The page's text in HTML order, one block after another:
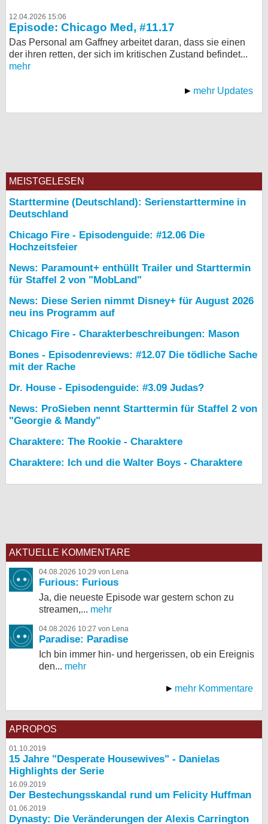
12.04.2026 15:06
Episode: Chicago Med, #11.17
Das Personal am Gaffney arbeitet daran, dass sie einen
der ihren retten, der sich im kritischen Zustand befindet...
mehr
mehr Updates
MEISTGELESEN
Starttermine (Deutschland): Serienstarttermine in
Deutschland
Chicago Fire - Episodenguide: #12.06 Die
Hochzeitsfeier
News: Paramount+ enthüllt Trailer und Starttermin
für Staffel 2 von "MobLand"
News: Diese Serien nimmt Disney+ für August 2026
neu ins Programm auf
Chicago Fire - Charakterbeschreibungen: Mason
Bones - Episodenreviews: #12.07 Die tödliche Sache
mit der Rache
Dr. House - Episodenguide: #3.09 Judas?
News: ProSieben nennt Starttermin für Staffel 2 von
"Georgie & Mandy"
Charaktere: The Rookie - Charaktere
Charaktere: Ich und die Walter Boys - Charaktere
AKTUELLE KOMMENTARE
04.08.2026 10:29 von Lena
Furious: Furious
Ja, die neueste Episode war gestern schon zu
streamen,... mehr
04.08.2026 10:27 von Lena
Paradise: Paradise
Ich bin immer hin- und hergerissen, ob ein Ereignis
den... mehr
mehr Kommentare
APROPOS
01.10.2019
15 Jahre "Desperate Housewives" - Danielas
Highlights der Serie
16.09.2019
Der Bestechungsskandal rund um Felicity Huffman
01.06.2019
Dynasty: Die Veränderungen der Alexis Carrington